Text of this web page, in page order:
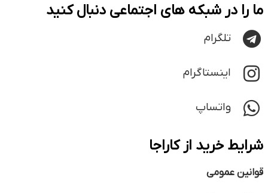
ما را در شبکه های اجتماعی دنبال کنید
تلگرام
اینستاگرام
واتساپ
شرایط خرید از کاراجا
قوانین عمومی